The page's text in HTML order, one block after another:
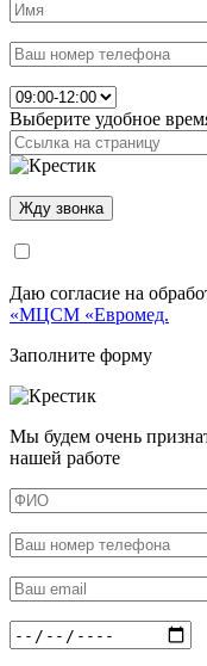
Выберите удобное
Даю согласие на
«МЦСМ «Евромед.
Заполните форму
Мы будем очень
нашей работе